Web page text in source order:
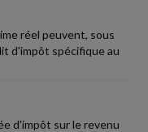
réel peuvent, sous
d'impôt spécifique au
d'impôt sur le revenu